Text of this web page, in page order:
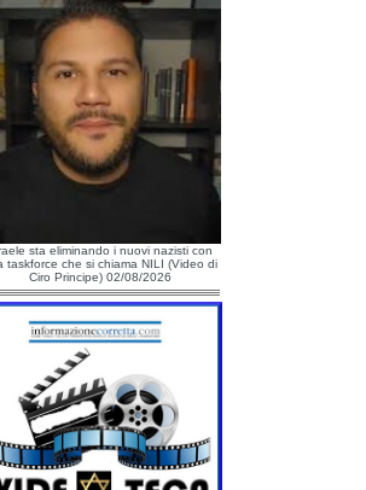
sta eliminando i nuovi nazisti con
taskforce che si chiama NILI (Video di
Ciro Principe) 02/08/2026